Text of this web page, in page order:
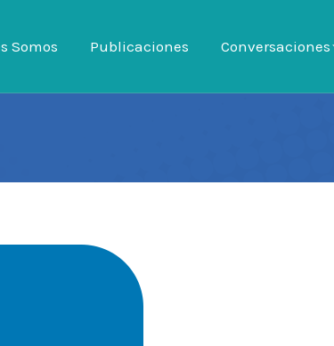
Somos Publicaciones Conversaciones
Somos Publicaciones